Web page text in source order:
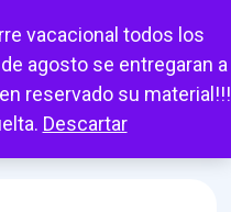
vacacional todos los
agosto se entregaran a
reservado su material!!!
Descartar
Escuchar